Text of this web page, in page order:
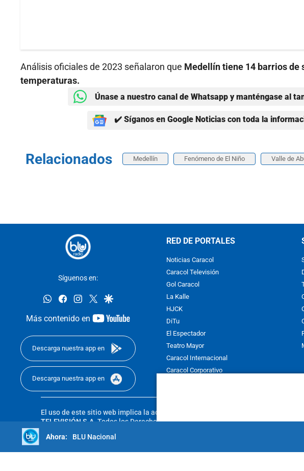
Análisis oficiales de 2023 señalaron que Medellín tiene 14 barrios de
temperaturas.
Únase a nuestro canal de Whatsapp y manténgase al
✔️ Síganos en Google Noticias con toda la
Relacionados Medellín Fenómeno de El Niño Valle de
Síguenos en:
whatsappfacebookinstagram
twittergoogle
Más contenido en
youtube-
Descarga nuestra app en
Descarga nuestra app en
RED DE PORTALES
Noticias Caracol
Caracol Televisión
Gol Caracol
La Kalle
HJCK
DiTu
El Espectador
Teatro Mayor
Caracol Internacional
Caracol Corporativo
El uso de este sitio web implica la aceptación de los
TELEVISIÓN S.A.Todos los Derechos Reservados D.R.A. Prohibida su
sin autorización escrita de su titular. Reproduction in whole or in part, or
reserved 2025.BLU Nacional